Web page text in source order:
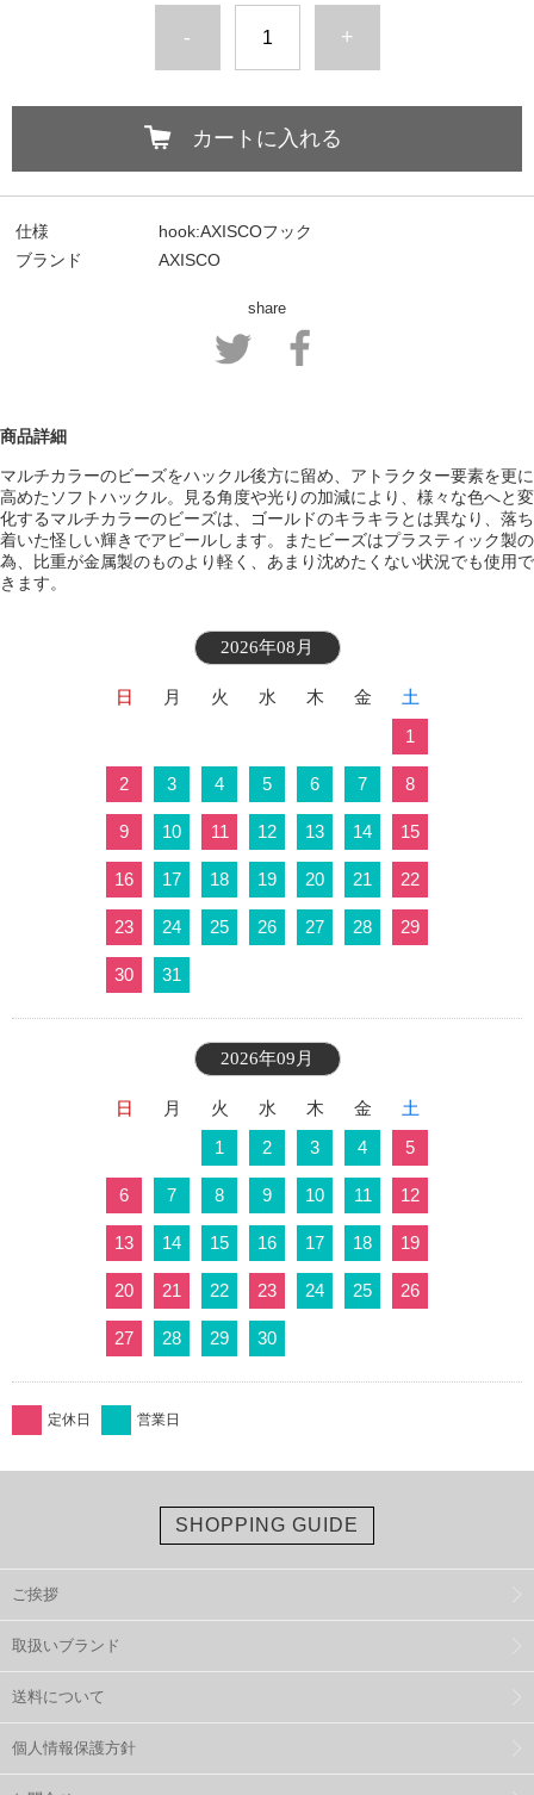
- +
カートに入れる
仕様
hook:AXISCOフック
ブランド
AXISCO
share
商品詳細
マルチカラーのビーズをハックル後方に留め、アトラクター要素を更に
高めたソフトハックル。見る角度や光りの加減により、様々な色へと変
化するマルチカラーのビーズは、ゴールドのキラキラとは異なり、落ち
着いた怪しい輝きでアピールします。またビーズはプラスティック製の
為、比重が金属製のものより軽く、あまり沈めたくない状況でも使用で
きます。
2026年08月
日 月 火 水 木 金
土
1
2 3 4 5 6 7 8
9 10 11 12 13 14 15
16 17 18 19 20 21 22
23 24 25 26 27 28 29
30 31
2026年09月
日 月 火 水 木 金
土
1
2 3 4 5
6 7 8 9 10 11 12
13 14 15 16 17 18 19
20 21 22 23 24 25 26
27 28 29 30
定休日 営業日
SHOPPING GUIDE
ご挨拶
取扱いブランド
送料について
個人情報保護方針